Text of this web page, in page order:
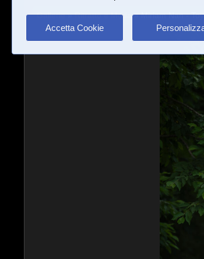
Accetta Cookie
Gallerie»Ritratto e Moda » Miriam Nan -